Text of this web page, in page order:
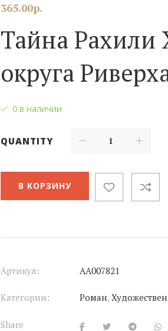
365.00р.
Тайна Рахили
округа
0 в наличии
QUANTITY
В КОРЗИНУ
Артикул: АА007821
Категории: Роман,
Share